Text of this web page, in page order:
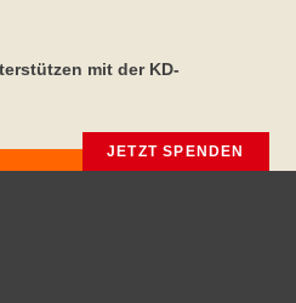
mit der KD-
JETZT SPENDEN